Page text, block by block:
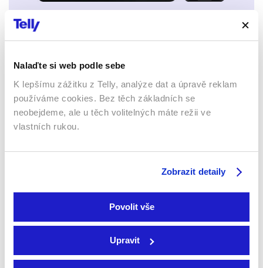
Nalaďte si web podle sebe
K lepšímu zážitku z Telly, analýze dat a úpravě reklam
používáme cookies. Bez těch základních se
neobejdeme, ale u těch volitelných máte režii ve
vlastních rukou.
Zobrazit detaily
Povolit vše
Upravit